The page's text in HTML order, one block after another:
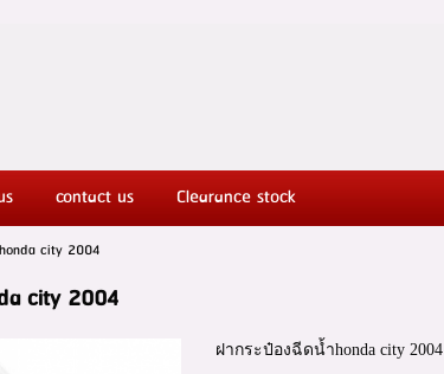
spareparts
contact us Clearance stock
city 2004
city 2004
ฝากระป๋องฉีดน้ำhonda city 2004